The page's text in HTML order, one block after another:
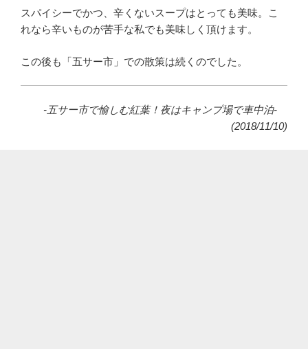
スパイシーでかつ、辛くないスープはとっても美味。こ
れなら辛いものが苦手な私でも美味しく頂けます。
この後も「五サー市」での散策は続くのでした。
-五サー市で愉しむ紅葉！夜はキャンプ場で車中泊-
(2018/11/10)